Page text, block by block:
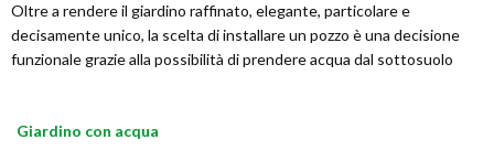
Oltre a rendere il giardino raffinato, elegante, particolare e
decisamente unico, la scelta di installare un pozzo è una decisione
funzionale grazie alla possibilità di prendere acqua dal sottosuolo
Giardino con acqua